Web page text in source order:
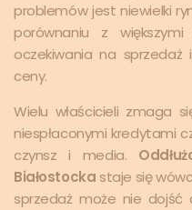
problemów jest niewielki
porównaniu z
oczekiwania na
ceny.
Wielu właścicieli zmaga
niespłaconymi kredytami
czynsz i media.
Białostocka staje się
sprzedaż może nie